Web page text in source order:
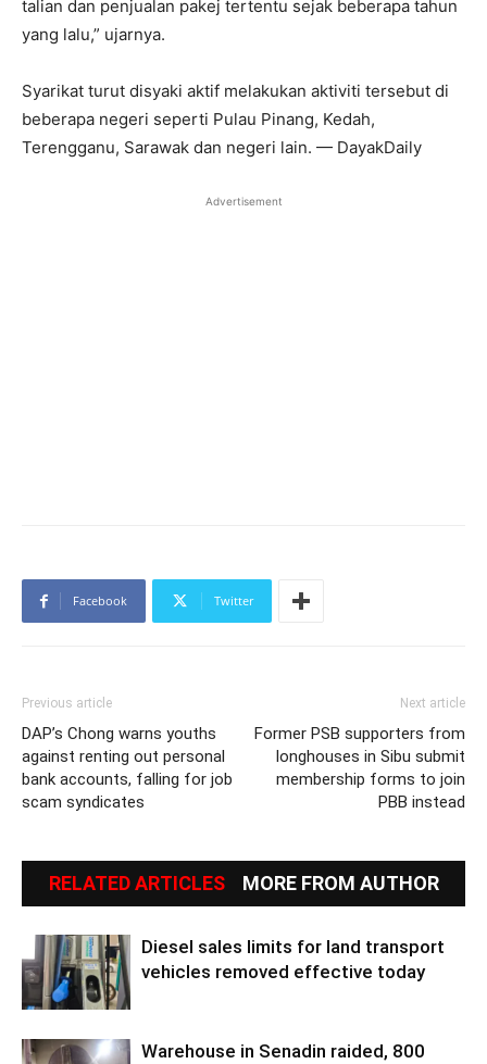
talian dan penjualan pakej tertentu sejak beberapa tahun
yang lalu,” ujarnya.
Syarikat turut disyaki aktif melakukan aktiviti tersebut di
beberapa negeri seperti Pulau Pinang, Kedah,
Terengganu, Sarawak dan negeri lain. — DayakDaily
Advertisement
Facebook Twitter
Previous article
DAP’s Chong warns youths
against renting out personal
bank accounts, falling for job
scam syndicates
Next article
Former PSB supporters from
longhouses in Sibu submit
membership forms to join
PBB instead
RELATED ARTICLES MORE FROM AUTHOR
Diesel sales limits for land transport
vehicles removed effective today
Warehouse in Senadin raided, 800